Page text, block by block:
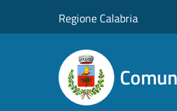
Regione Calabria